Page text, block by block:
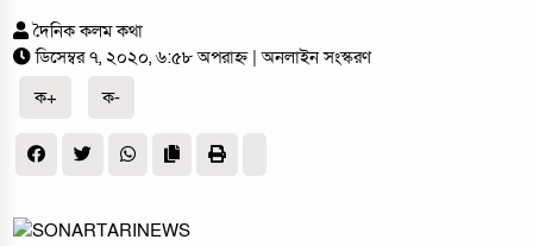
দৈনিক কলম কথা
ডিসেম্বর ৭, ২০২০, ৬:৫৮ অপরাহ্ন | অনলাইন সংস্করণ
ক+
ক-